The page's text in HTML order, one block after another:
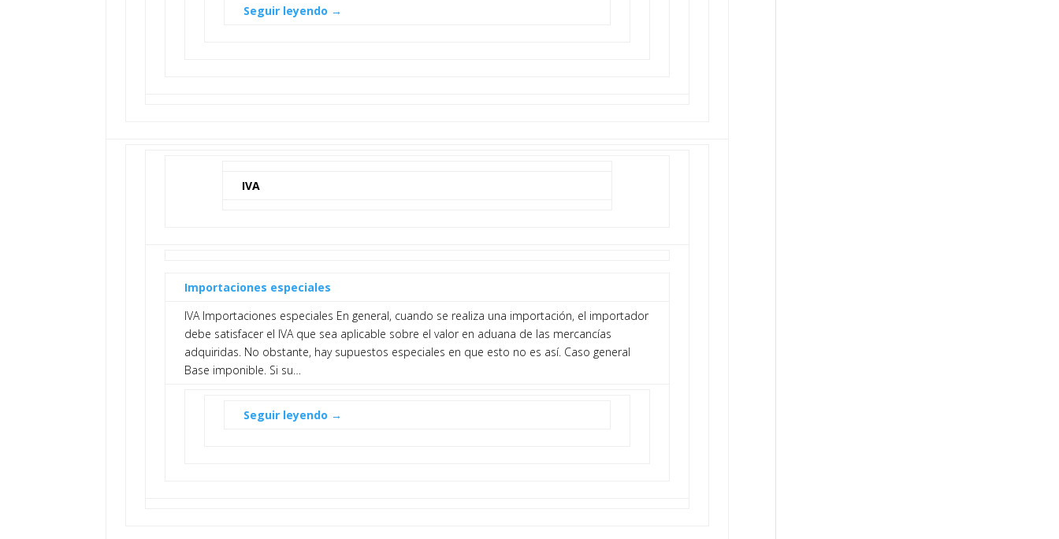
Seguir leyendo →
IVA
Importaciones especiales
IVA Importaciones especiales En general, cuando se realiza una importación, el importador
debe satisfacer el IVA que sea aplicable sobre el valor en aduana de las mercancías
adquiridas. No obstante, hay supuestos especiales en que esto no es así. Caso general
Base imponible. Si su…
Seguir leyendo →